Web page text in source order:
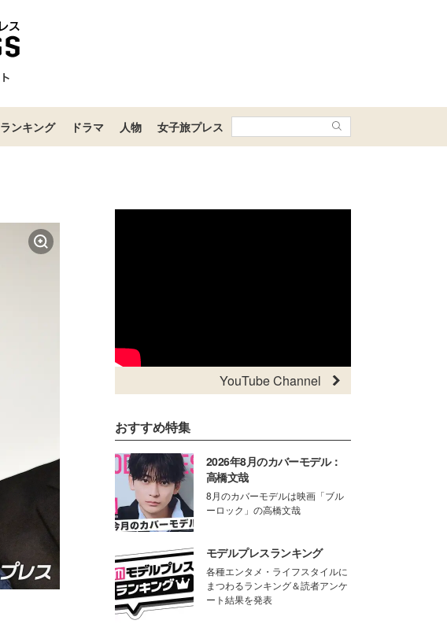
ランキング ドラマ 人物 女子旅プレス
YouTube Channel
おすすめ特集
2026年8月のカバーモデル：
高橋文哉
8月のカバーモデルは映画「ブル
ーロック」の高橋文哉
モデルプレスランキング
各種エンタメ・ライフスタイルに
まつわるランキング＆読者アンケ
ート結果を発表